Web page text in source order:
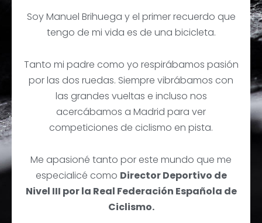
Soy Manuel Brihuega y el primer recuerdo que
tengo de mi vida es de una bicicleta.
Tanto mi padre como yo respirábamos pasión
por las dos ruedas. Siempre vibrábamos con
las grandes vueltas e incluso nos
acercábamos a Madrid para ver
competiciones de ciclismo en pista.
Me apasioné tanto por este mundo que me
especialicé como Director Deportivo de
Nivel III por la Real Federación Española de
Ciclismo.